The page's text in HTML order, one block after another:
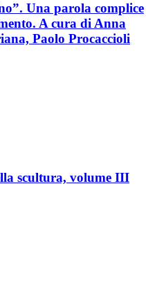
Una parola complice
A cura di Anna
Paolo Procaccioli
scultura, volume III